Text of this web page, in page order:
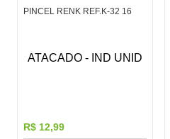
PINCEL RENK REF.K-32 16
ATACADO - IND UNID
R$ 12,99